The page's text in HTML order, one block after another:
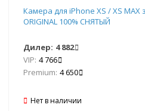
Камера для iPhone XS / XS MAX
ORIGINAL 100% СНЯТЫЙ
Дилер: 4 882
VIP: 4 766
Premium: 4 650
Нет в наличии